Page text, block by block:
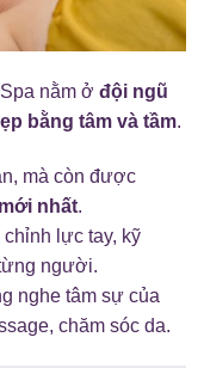
nằm ở đội ngũ
bằng tâm và tầm.
mà còn được
nhất.
lực tay, kỹ
người.
nghe tâm sự của
chăm sóc da.